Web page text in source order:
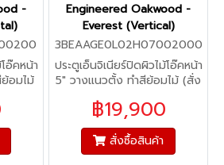
-
อ๊คหน้า
อมไม้
Engineered Oakwood -
Everest (Vertical)
3BEAAGE0L02H07002000
ประตูเอ็นจิเนียร์ปิดผิวไม้โอ๊คหน้า
5" วางแนวตั้ง ทำสีย้อมไม้ (สั่ง
฿19,900
สั่งซื้อสินค้า